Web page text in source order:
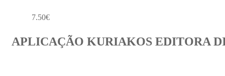
7.50€
APLICAÇÃO KURIAKOS EDITORA